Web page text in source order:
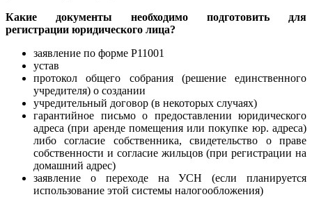
Какие документы необходимо подготовить для
регистрации юридического лица?
заявление по форме Р11001
устав
протокол общего собрания (решение единственного
учредителя) о создании
учредительный договор (в некоторых случаях)
гарантийное письмо о предоставлении юридического
адреса (при аренде помещения или покупке юр. адреса)
либо согласие собственника, свидетельство о праве
собственности и согласие жильцов (при регистрации на
домашний адрес)
заявление о переходе на УСН (если планируется
использование этой системы налогообложения)